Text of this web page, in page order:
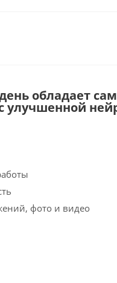
обладает
улучшенной
фото и видео